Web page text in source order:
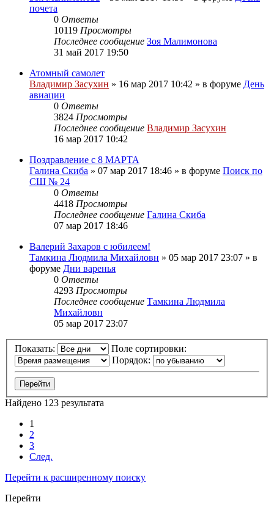
почета
0 Ответы
10119 Просмотры
Последнее сообщение Зоя Малимонова
31 май 2017 19:50
Атомный самолет
Владимир Засухин » 16 мар 2017 10:42 » в форуме День
авиации
0 Ответы
3824 Просмотры
Последнее сообщение Владимир Засухин
16 мар 2017 10:42
Поздравление с 8 МАРТА
Галина Скиба » 07 мар 2017 18:46 » в форуме Поиск по
СШ № 24
0 Ответы
4418 Просмотры
Последнее сообщение Галина Скиба
07 мар 2017 18:46
Валерий Захаров с юбилеем!
Тамкина Людмила Михайловн » 05 мар 2017 23:07 » в
форуме Дни варенья
0 Ответы
4293 Просмотры
Последнее сообщение Тамкина Людмила
Михайловн
05 мар 2017 23:07
Показать:
Поле сортировки:
Порядок:
Найдено 123 результата
1
2
3
След.
Перейти к расширенному поиску
Перейти